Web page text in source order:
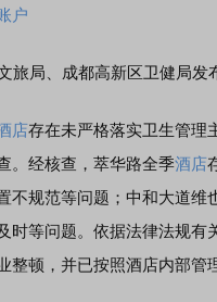
户
局、成都高新区卫健局发
店存在未严格落实卫生管理
。经核查，萃华路全季酒店
不规范等问题；中和大道维
时等问题。依据法律法规有
整顿，并已按照酒店内部管